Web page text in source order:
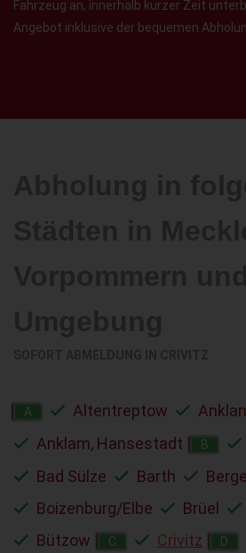
Fahrzeug an, innerhalb kurzer Zeit
Angebot inklusive der bequemen
A Altentreptow
Anklam, Hansestadt
B
Bad Sülze
Barth
Boizenburg/Elbe
Brüel
Bützow
C Crivitz D